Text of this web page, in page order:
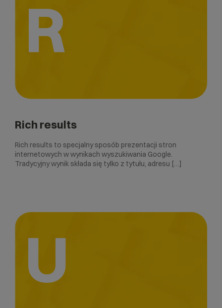
R
Rich results
Rich results to specjalny sposób prezentacji stron
internetowych w wynikach wyszukiwania Google.
Tradycyjny wynik składa się tylko z tytułu, adresu […]
U